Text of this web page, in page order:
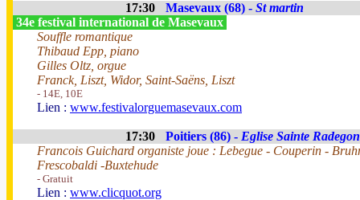
17:30 Masevaux (68) - St martin
34e festival international de Masevaux
Souffle romantique
Thibaud Epp, piano
Gilles Oltz, orgue
Franck, Liszt, Widor, Saint-Saëns, Liszt
- 14E, 10E
Lien : www.festivalorguemasevaux.com
17:30 Poitiers (86) - Eglise Sainte
Francois Guichard organiste joue : Lebegue - Couperin -
Frescobaldi -Buxtehude
- Gratuit
Lien : www.clicquot.org